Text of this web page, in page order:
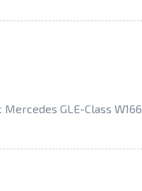
GLE-Class W166